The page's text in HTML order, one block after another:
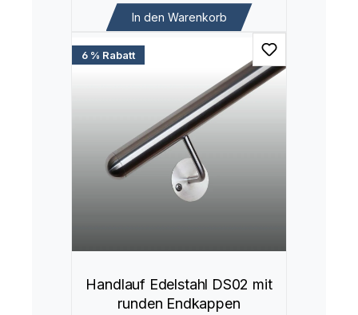
In den Warenkorb
6 % Rabatt
Handlauf Edelstahl DS02 mit
runden Endkappen